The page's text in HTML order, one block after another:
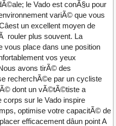
le Vado est conÃ§u pour
variÃ© que vous
un excellent moyen de
rouler plus souvent. La
place dans une position
vos yeux
avons tirÃ© des
recherchÃ©e par un cycliste
dont un vÃ©tÃ©tiste a
corps sur le Vado inspire
optimise votre capacitÃ© de
efficacement dâun point A